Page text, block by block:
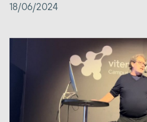
18/06/2024